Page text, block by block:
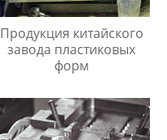
Продукция китайского
завода пластиковых
форм